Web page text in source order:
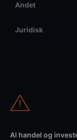
Andet
Juridisk
Al handel og